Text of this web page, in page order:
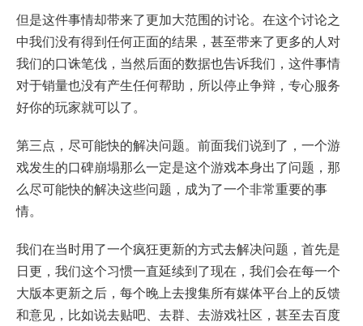
但是这件事情却带来了更加大范围的讨论。在这个讨论之
中我们没有得到任何正面的结果，甚至带来了更多的人对
我们的口诛笔伐，当然后面的数据也告诉我们，这件事情
对于销量也没有产生任何帮助，所以停止争辩，专心服务
好你的玩家就可以了。
第三点，尽可能快的解决问题。前面我们说到了，一个游
戏发生的口碑崩塌那么一定是这个游戏本身出了问题，那
么尽可能快的解决这些问题，成为了一个非常重要的事
情。
我们在当时用了一个疯狂更新的方式去解决问题，首先是
日更，我们这个习惯一直延续到了现在，我们会在每一个
大版本更新之后，每个晚上去搜集所有媒体平台上的反馈
和意见，比如说去贴吧、去群、去游戏社区，甚至去百度